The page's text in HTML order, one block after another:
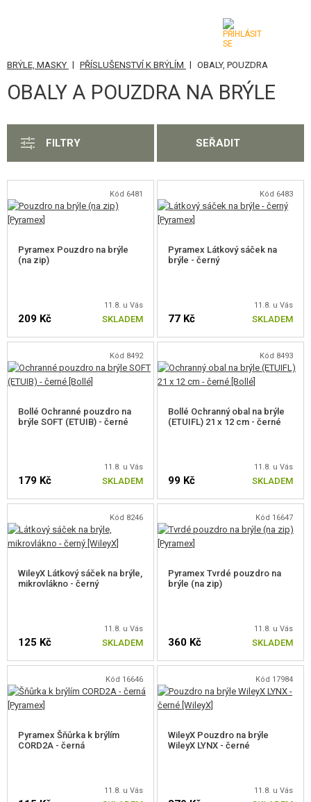
KATEGORIE
AIRSOFTOVÉ ZBRANĚ
GRANÁTOMETY, GRANÁTY
AKUMULÁTORY, NABÍJEČKY
ZÁSOBNÍKY, PLNIČKY
BRÝLE
MASKY
PŘÍSLUŠENSTVÍ K BRÝLÍM
DIOPTRICKÉ VLOŽKY
ČIŠTĚNÍ
OBALY, POUZDRA
VÝSTROJ, UNIFORMY, POUZDRA
MASKOVÁNÍ, BARVY, PÁSKY
DOPLŇKY KE ZBRANÍM, POPRUHY
SERVIS A ÚDRŽBA ZBRANÍ
SEBEOBRANA, VÝCVIK, NOŽE
OUTDOOR A BUSHCRAFT
BRÝLE, MASKY | PŘÍSLUŠENSTVÍ K BRÝLÍM | OBALY, POUZDRA
OBALY A POUZDRA NA BRÝLE
FILTRY SEŘADIT
Kód 6481
Pyramex Pouzdro na brýle
(na zip)
11.8. u Vás
209 Kč SKLADEM
Kód 6483
Pyramex Látkový sáček na
brýle - černý
11.8. u Vás
77 Kč SKLADEM
Kód 8492
Bollé Ochranné pouzdro na
brýle SOFT (ETUIB) - černé
11.8. u Vás
179 Kč SKLADEM
Kód 8493
Bollé Ochranný obal na brýle
(ETUIFL) 21 x 12 cm - černé
11.8. u Vás
99 Kč SKLADEM
Kód 8246
WileyX Látkový sáček na brýle,
mikrovlákno - černý
11.8. u Vás
125 Kč SKLADEM
Kód 16647
Pyramex Tvrdé pouzdro na
brýle (na zip)
11.8. u Vás
360 Kč SKLADEM
Kód 16646
Pyramex Šňůrka k brýlím
CORD2A - černá
11.8. u Vás
Kód 17984
WileyX Pouzdro na brýle
WileyX LYNX - černé
11.8. u Vás